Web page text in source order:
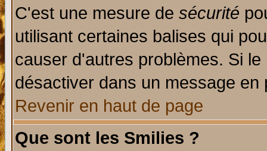
C'est une mesure de sécurité
utilisant certaines balises qui
causer d'autres problèmes. Si
désactiver dans un message
Revenir en haut de page
Que sont les Smilies ?